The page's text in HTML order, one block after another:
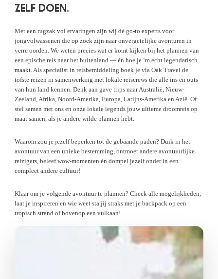
ZELF DOEN.
Met een rugzak vol ervaringen zijn wij dé go-to experts voor
jongvolwassenen die op zoek zijn naar onvergetelijke avonturen in
verre oorden. We weten precies wat er komt kijken bij het plannen van
een epische reis naar het buitenland — én hoe je ‘m echt legendarisch
maakt. Als specialist in reisbemiddeling boek je via Oak Travel de
tofste reizen in samenwerking met lokale reiscrews die alle ins en outs
van hun land kennen. Denk aan gave trips naar Australië, Nieuw-
Zeeland, Afrika, Noord-Amerika, Europa, Latijns-Amerika en Azië. Of
stel samen met ons en onze lokale legends jouw ultieme droomreis op
maat samen, als je andere wilde plannen hebt.
Waarom zou je jezelf beperken tot de gebaande paden? Duik in het
avontuur van een unieke bestemming, ontmoet andere avontuurlijke
reizigers, beleef wow-momenten én dompel jezelf onder in een
compleet andere cultuur!
Klaar om je volgende avontuur te plannen? Check alle mogelijkheden,
laat je inspireren en wie weet sta jij straks met je backpack op een
tropisch strand of bovenop een vulkaan!